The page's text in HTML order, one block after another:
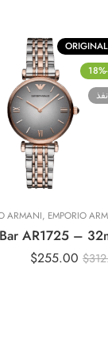
ORIGINAL
-18%
نفذ
, EMPORIO
$
$255.00